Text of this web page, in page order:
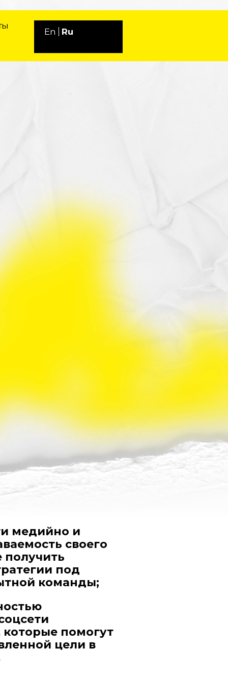
En Ru
медийно и
своего
получить
под
команды;
помогут
цели в